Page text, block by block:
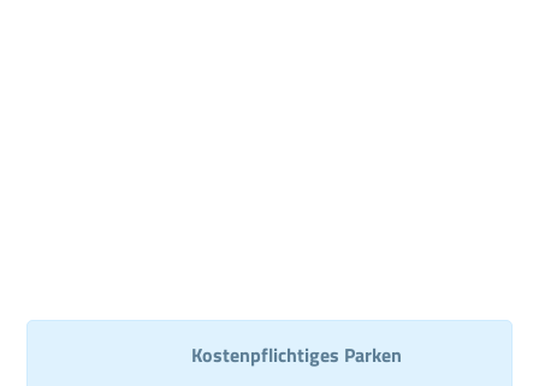
Kostenpflichtiges Parken